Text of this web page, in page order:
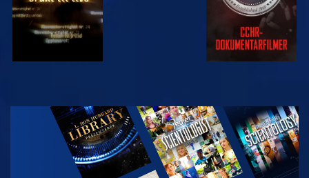
SE
UTFORSK
SERIEN